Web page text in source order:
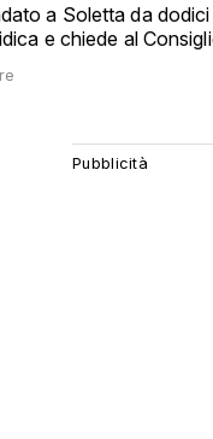
a Soletta da
e chiede al